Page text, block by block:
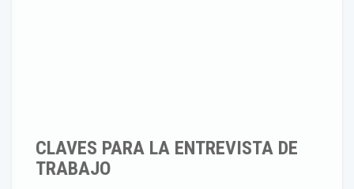
CLAVES PARA LA ENTREVISTA DE
TRABAJO